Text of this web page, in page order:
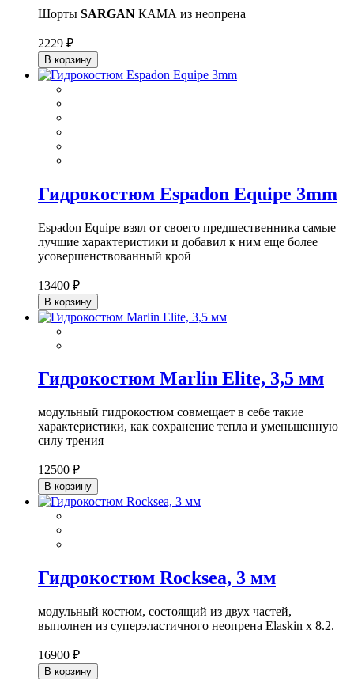
Шорты SARGAN КАМА из неопрена
2229 ₽
В корзину
Гидрокостюм Espadon Equipe 3mm
Espadon Equipe взял от своего предшественника самые
лучшие характеристики и добавил к ним еще более
усовершенствованный крой
13400 ₽
В корзину
Гидрокостюм Marlin Elite, 3,5 мм
модульный гидрокостюм совмещает в себе такие
характеристики, как сохранение тепла и уменьшенную
силу трения
12500 ₽
В корзину
Гидрокостюм Rocksea, 3 мм
модульный костюм, состоящий из двух частей,
выполнен из суперэластичного неопрена Elaskin x 8.2.
16900 ₽
В корзину